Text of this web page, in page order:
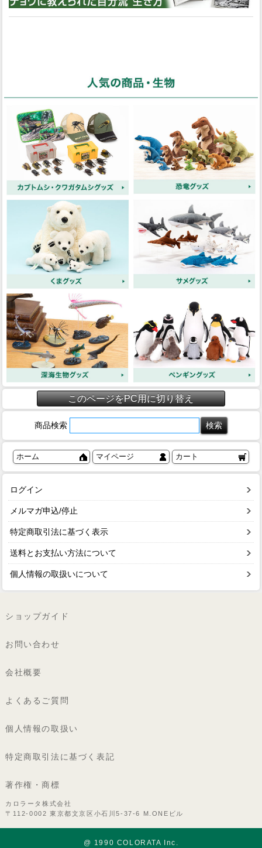
このページをPC用に切り替え
商品検索
ホーム マイページ カート
ログイン
メルマガ申込/停止
特定商取引法に基づく表示
送料とお支払い方法について
個人情報の取扱いについて
ショップガイド
お問い合わせ
会社概要
よくあるご質問
個人情報の取扱い
特定商取引法に基づく表記
著作権・商標
カロラータ株式会社
〒112-0002 東京都文京区小石川5-37-6 M.ONEビル
@ 1990 COLORATA Inc.